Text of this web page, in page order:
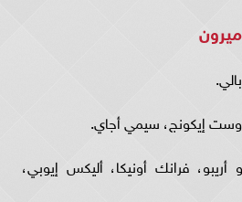
إيكونج، سيمي أجاي.
فرانك أونيكا، أليكس إيوبي،